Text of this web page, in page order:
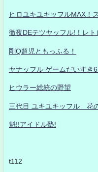
ヒロユキユキッフルMAX！
徹夜DEテツヤッフル!！レト
剛Q超児ともっふる！
ヤナッフル ゲームだいすき
ヒウラー総統の野望
三代目 ユキユキッフル 花
魁!!アイドル塾!
t112